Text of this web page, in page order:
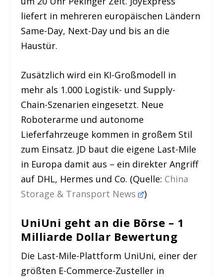
liefert in mehreren europäischen Ländern
Same-Day, Next-Day und bis an die
Haustür.
Zusätzlich wird ein KI-Großmodell in
mehr als 1.000 Logistik- und Supply-
Chain-Szenarien eingesetzt. Neue
Roboterarme und autonome
Lieferfahrzeuge kommen in großem Stil
zum Einsatz. JD baut die eigene Last-Mile
in Europa damit aus – ein direkter Angriff
auf DHL, Hermes und Co. (Quelle: China
Storage & Transport News )
UniUni geht an die Börse – 1
Milliarde Dollar Bewertung
Die Last-Mile-Plattform UniUni, einer der
größten E-Commerce-Zusteller in